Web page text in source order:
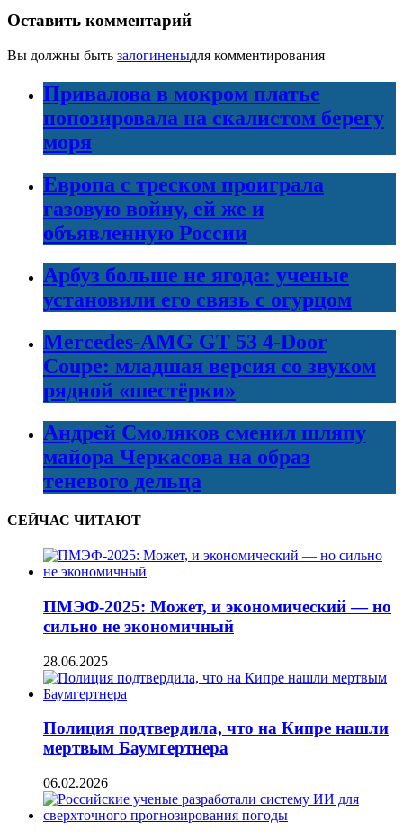
Оставить комментарий
Вы должны быть залогиненыдля комментирования
Привалова в мокром платье
попозировала на скалистом берегу
моря
Европа с треском проиграла
газовую войну, ей же и
объявленную России
Арбуз больше не ягода: ученые
установили его связь с огурцом
Mercedes-AMG GT 53 4-Door
Coupe: младшая версия со звуком
рядной «шестёрки»
Андрей Смоляков сменил шляпу
майора Черкасова на образ
теневого дельца
СЕЙЧАС ЧИТАЮТ
ПМЭФ-2025: Может, и экономический — но
сильно не экономичный
28.06.2025
Полиция подтвердила, что на Кипре нашли
мертвым Баумгертнера
06.02.2026